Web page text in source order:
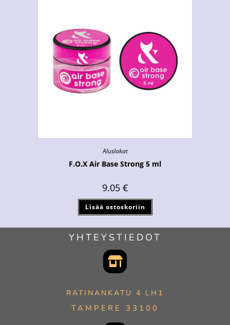
Aluslakat
F.O.X Air Base Strong 5 ml
9.05 €
Lisää ostoskoriin
YHTEYSTIEDOT
RATINANKATU 4 LH1
TAMPERE 33100